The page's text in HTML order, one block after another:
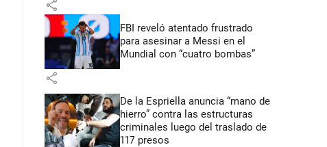
share
FBI reveló atentado frustrado
para asesinar a Messi en el
Mundial con “cuatro bombas”
share
De la Espriella anuncia “mano de
hierro” contra las estructuras
criminales luego del traslado de
117 presos